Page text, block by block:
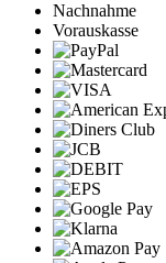
Nachnahme
Vorauskasse